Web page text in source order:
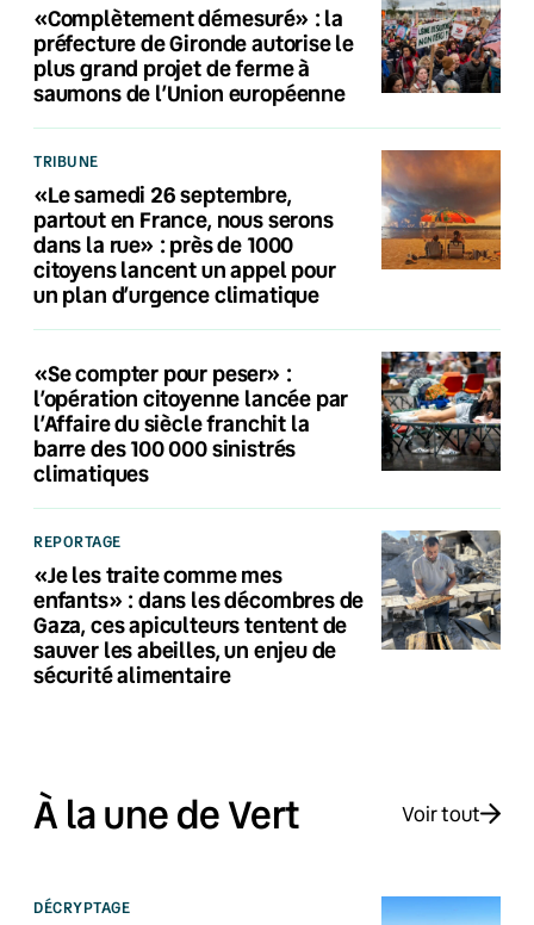
«Complètement démesuré» : la
préfecture de Gironde autorise le
plus grand projet de ferme à
saumons de l’Union européenne
TRIBUNE
«Le samedi 26 septembre,
partout en France, nous serons
dans la rue» : près de 1000
citoyens lancent un appel pour
un plan d’urgence climatique
«Se compter pour peser» :
l’opération citoyenne lancée par
l’Affaire du siècle franchit la
barre des 100 000 sinistrés
climatiques
REPORTAGE
«Je les traite comme mes
enfants» : dans les décombres de
Gaza, ces apiculteurs tentent de
sauver les abeilles, un enjeu de
sécurité alimentaire
À la une de Vert Voir tout
DÉCRYPTAGE